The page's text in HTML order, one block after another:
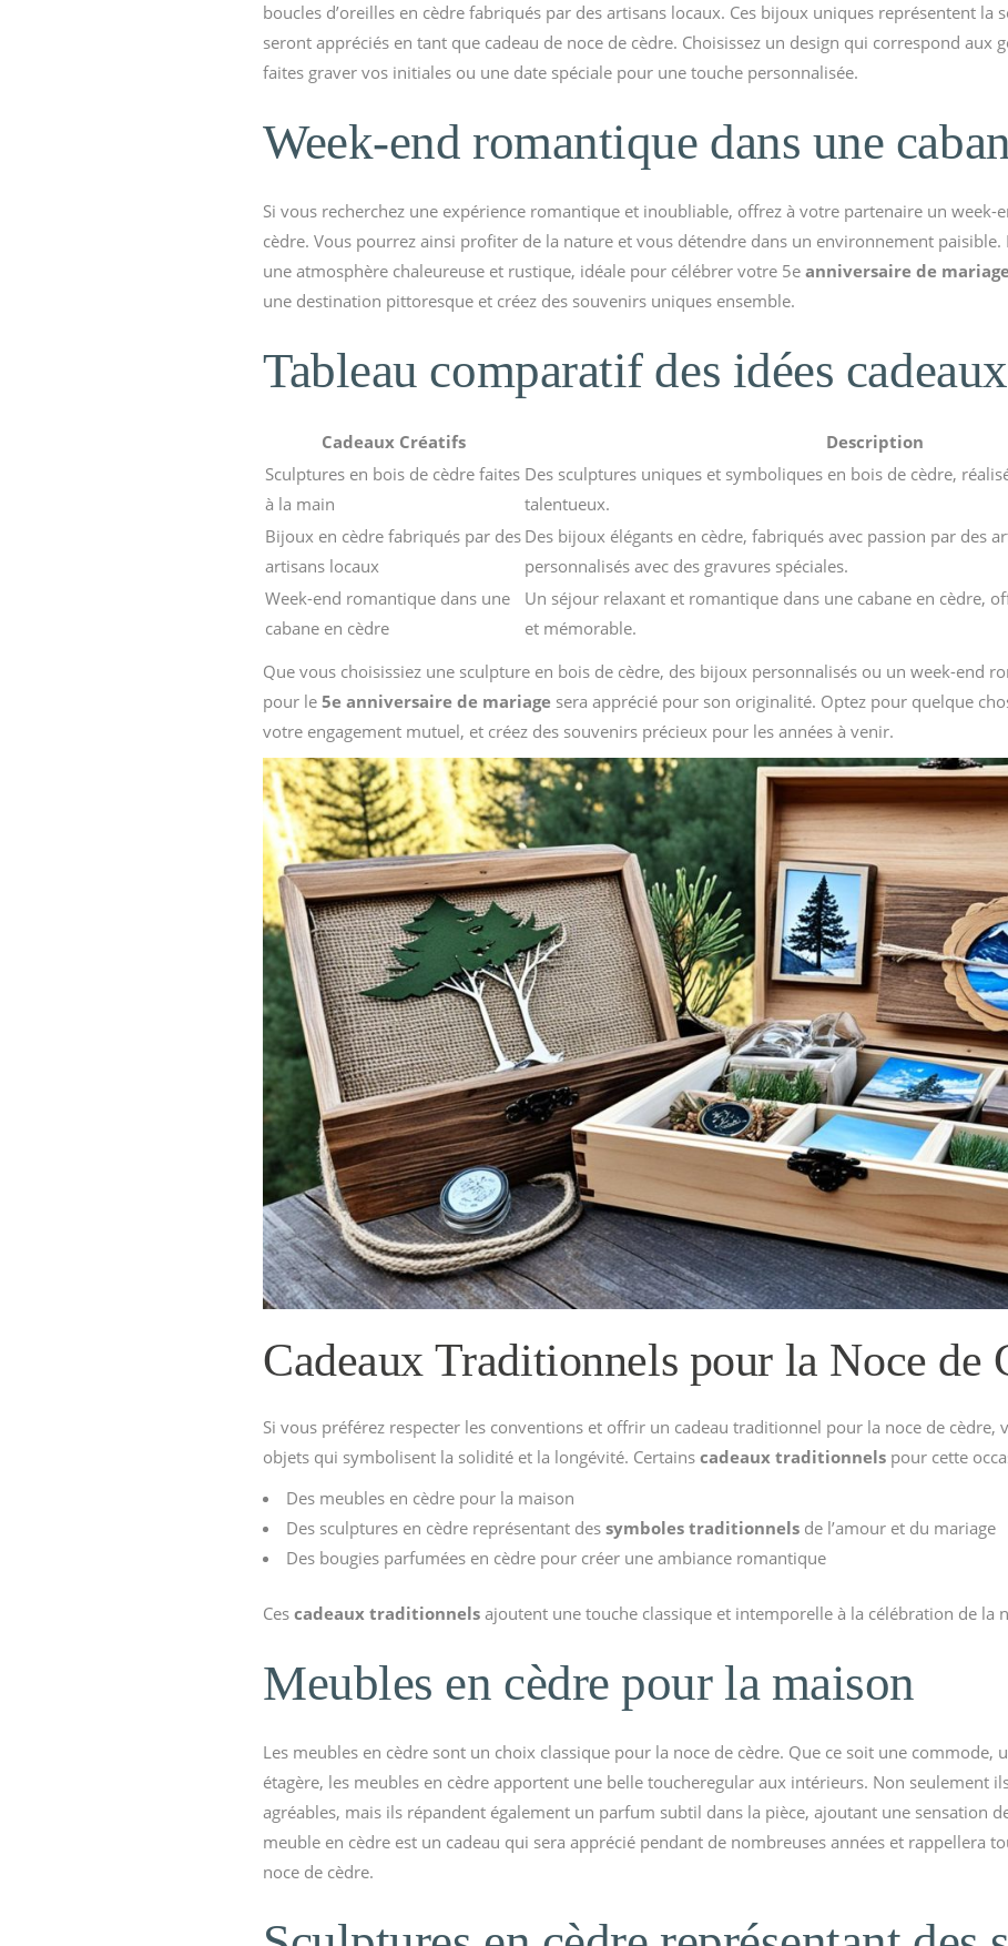
boucles d’oreilles en cèdre fabriqués par des artisans locaux. Ces bijoux uniques représentent la
seront appréciés en tant que cadeau de noce de cèdre. Choisissez un design qui correspond aux
faites graver vos initiales ou une date spéciale pour une touche personnalisée.
Week-end romantique dans une
Si vous recherchez une expérience romantique et inoubliable, offrez à votre partenaire un week-
cèdre. Vous pourrez ainsi profiter de la nature et vous détendre dans un environnement paisible.
une atmosphère chaleureuse et rustique, idéale pour célébrer votre 5e anniversaire de
une destination pittoresque et créez des souvenirs uniques ensemble.
Tableau comparatif des idées
Cadeaux Créatifs
Description
Sculptures en bois de cèdre faites
à la main
Des sculptures uniques et symboliques en bois de cèdre,
talentueux.
Bijoux en cèdre fabriqués par des
artisans locaux
Des bijoux élégants en cèdre, fabriqués avec passion par des
personnalisés avec des gravures spéciales.
Week-end romantique dans une
cabane en cèdre
Un séjour relaxant et romantique dans une cabane en cèdre,
et mémorable.
Que vous choisissiez une sculpture en bois de cèdre, des bijoux personnalisés ou un week-end
pour le 5e anniversaire de mariage sera apprécié pour son originalité. Optez pour quelque
votre engagement mutuel, et créez des souvenirs précieux pour les années à venir.
Cadeaux Traditionnels pour la Noce de
Si vous préférez respecter les conventions et offrir un cadeau traditionnel pour la noce de cèdre,
objets qui symbolisent la solidité et la longévité. Certains cadeaux traditionnels pour cette
Des meubles en cèdre pour la maison
Des sculptures en cèdre représentant des symboles traditionnels de l’amour et du mariage
Des bougies parfumées en cèdre pour créer une ambiance romantique
Ces cadeaux traditionnels ajoutent une touche classique et intemporelle à la célébration de la
Meubles en cèdre pour la maison
Les meubles en cèdre sont un choix classique pour la noce de cèdre. Que ce soit une commode,
étagère, les meubles en cèdre apportent une belle toucheregular aux intérieurs. Non seulement
agréables, mais ils répandent également un parfum subtil dans la pièce, ajoutant une sensation
meuble en cèdre est un cadeau qui sera apprécié pendant de nombreuses années et rappellera
noce de cèdre.